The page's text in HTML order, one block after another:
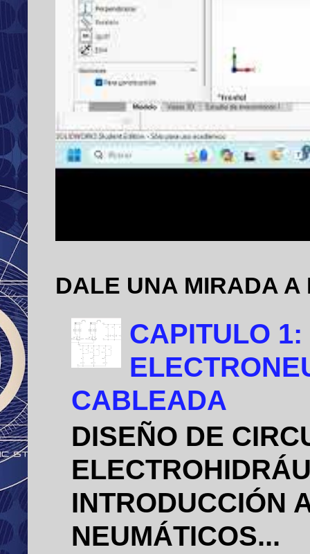
DALE UNA MIRADA
CAPITULO
CABLEADA
DISEÑO DE
INTRODUCCIÓN
NEUMÁTICOS...